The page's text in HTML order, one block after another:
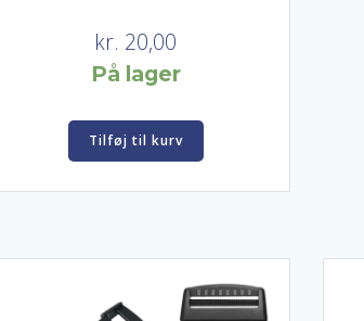
kr. 20,00
På lager
Tilføj til kurv